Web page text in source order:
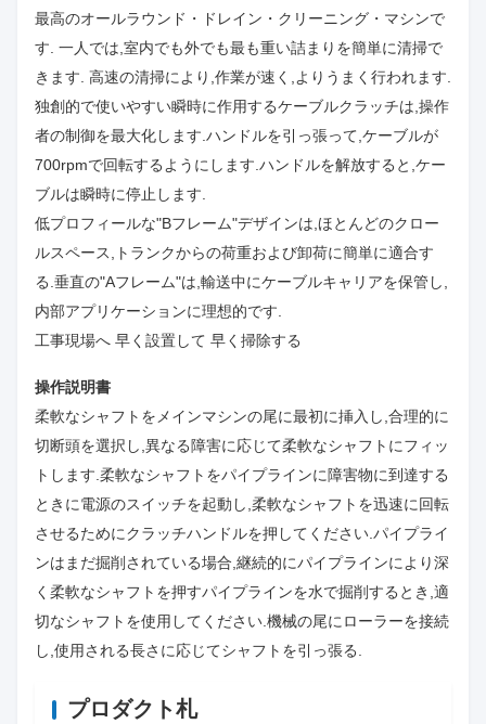
最高のオールラウンド・ドレイン・クリーニング・マシンで
す. 一人では,室内でも外でも最も重い詰まりを簡単に清掃で
きます. 高速の清掃により,作業が速く,よりうまく行われます.
独創的で使いやすい瞬時に作用するケーブルクラッチは,操作
者の制御を最大化します.ハンドルを引っ張って,ケーブルが
700rpmで回転するようにします.ハンドルを解放すると,ケー
ブルは瞬時に停止します.
低プロフィールな"Bフレーム"デザインは,ほとんどのクロー
ルスペース,トランクからの荷重および卸荷に簡単に適合す
る.垂直の"Aフレーム"は,輸送中にケーブルキャリアを保管し,
内部アプリケーションに理想的です.
工事現場へ 早く設置して 早く掃除する
操作説明書
柔軟なシャフトをメインマシンの尾に最初に挿入し,合理的に
切断頭を選択し,異なる障害に応じて柔軟なシャフトにフィッ
トします.柔軟なシャフトをパイプラインに障害物に到達する
ときに電源のスイッチを起動し,柔軟なシャフトを迅速に回転
させるためにクラッチハンドルを押してください.パイプライ
ンはまだ掘削されている場合,継続的にパイプラインにより深
く柔軟なシャフトを押すパイプラインを水で掘削するとき,適
切なシャフトを使用してください.機械の尾にローラーを接続
し,使用される長さに応じてシャフトを引っ張る.
プロダクト札